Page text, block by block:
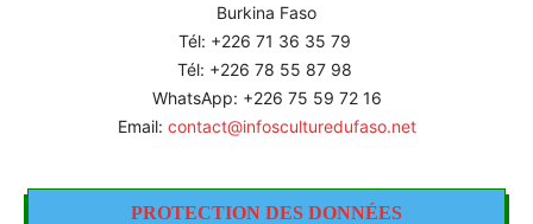
Burkina Faso
Tél: +226 71 36 35 79
Tél: +226 78 55 87 98
WhatsApp: +226 75 59 72 16
Email: contact@infosculturedufaso.net
PROTECTION DES DONNÉES